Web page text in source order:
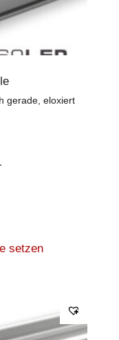
gerade, eloxiert
setzen